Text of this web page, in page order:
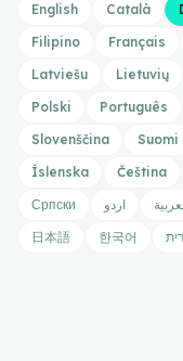
English Català
Filipino
Français
Latviešu
Lietuvių
Polski
Português
Slovenščina
Suomi
Íslenska
Čeština
Српски
اردو
日本語
한국어